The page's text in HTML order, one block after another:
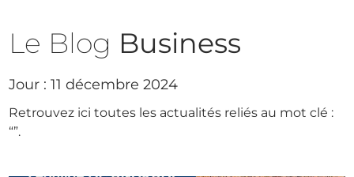
Le Blog Business
Jour :11 décembre 2024
Retrouvez ici toutes les actualités reliés au mot clé :
“”.